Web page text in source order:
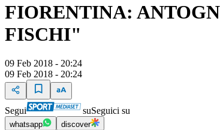
FIORENTINA:
FISCHI"
09 Feb 2018 - 20:24
09 Feb 2018 - 20:24
Segui suSeguici su
whatsapp discover